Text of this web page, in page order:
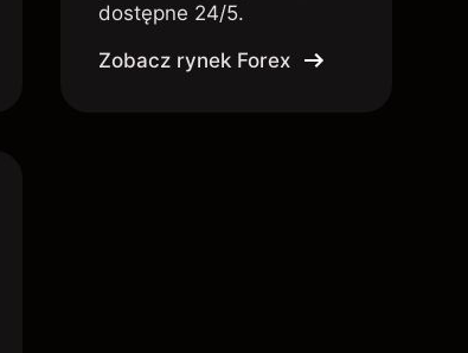
dostępne 24/5.
Zobacz rynek Forex